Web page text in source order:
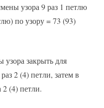
узора 9 раз 1 петлю
по узору = 73 (93)
узора закрыть для
2 (4) петли, затем в
2 (4) петли.